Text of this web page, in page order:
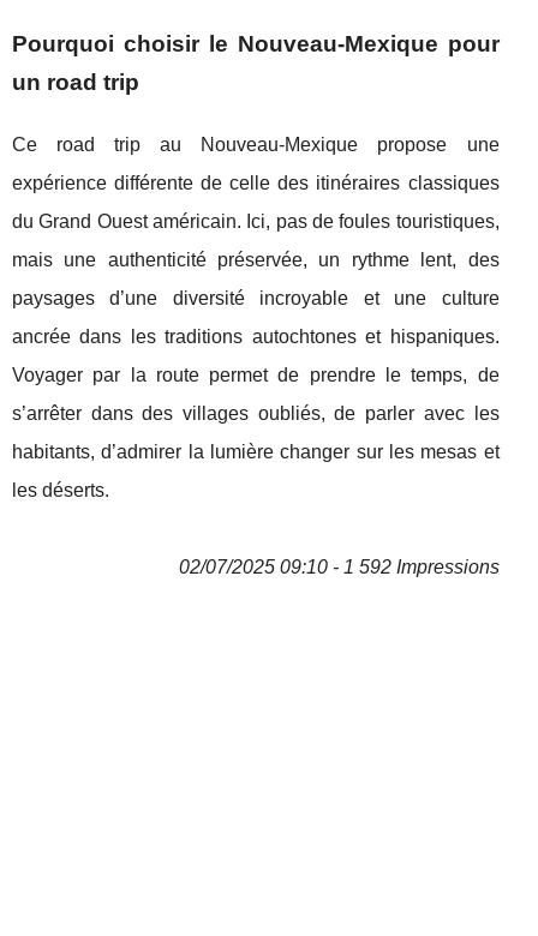
Pourquoi choisir le Nouveau-Mexique pour
un road trip
Ce road trip au Nouveau-Mexique propose une
expérience différente de celle des itinéraires classiques
du Grand Ouest américain. Ici, pas de foules touristiques,
mais une authenticité préservée, un rythme lent, des
paysages d’une diversité incroyable et une culture
ancrée dans les traditions autochtones et hispaniques.
Voyager par la route permet de prendre le temps, de
s’arrêter dans des villages oubliés, de parler avec les
habitants, d’admirer la lumière changer sur les mesas et
les déserts.
02/07/2025 09:10 - 1 592 Impressions